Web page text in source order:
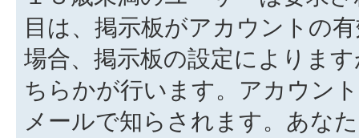
目は、掲示板がアカウントの
場合、掲示板の設定によりま
ちらかが行います。アカウン
メールで知らされます。あな